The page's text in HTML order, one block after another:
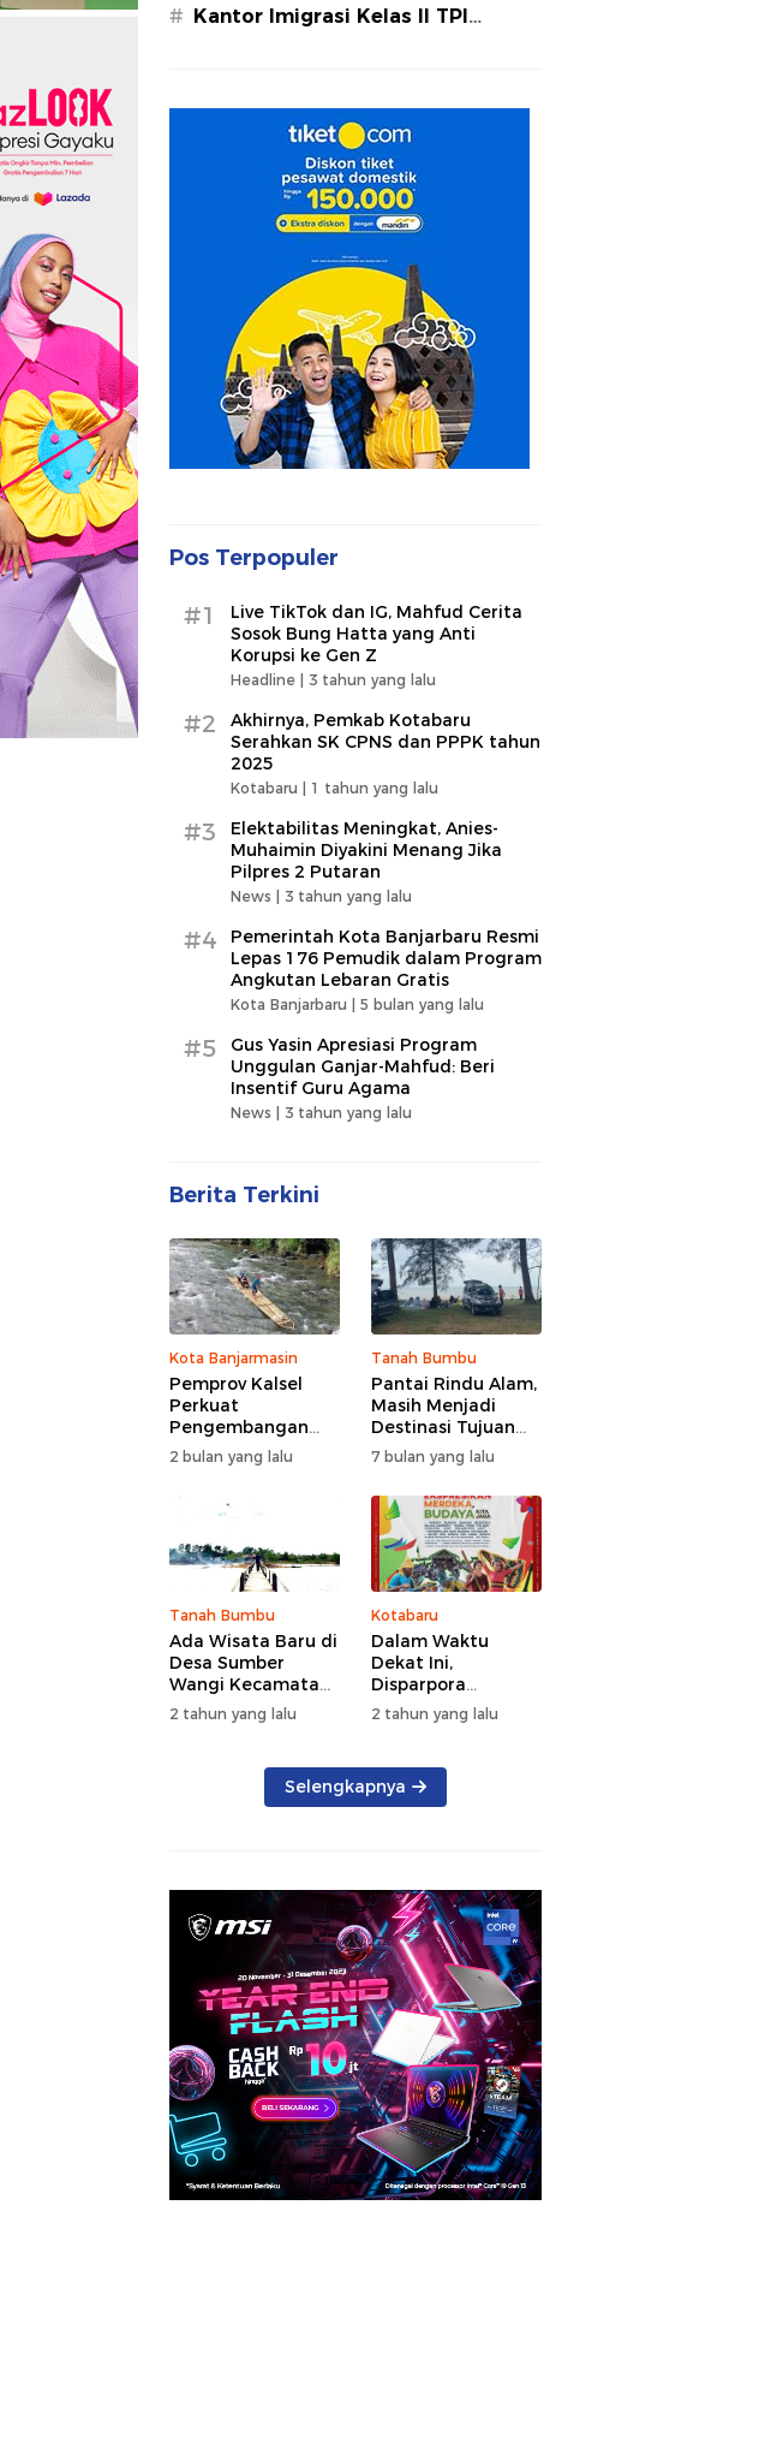
# Kantor Imigrasi Kelas II TPI
Pos Terpopuler
#1
Live TikTok dan IG, Mahfud Cerita
Sosok Bung Hatta yang Anti
Korupsi ke Gen Z
Headline | 3 tahun yang lalu
#2
Akhirnya, Pemkab Kotabaru
Serahkan SK CPNS dan PPPK tahun
2025
Kotabaru | 1 tahun yang lalu
#3
Elektabilitas Meningkat, Anies-
Muhaimin Diyakini Menang Jika
Pilpres 2 Putaran
News | 3 tahun yang lalu
#4
Pemerintah Kota Banjarbaru Resmi
Lepas 176 Pemudik dalam Program
Angkutan Lebaran Gratis
Kota Banjarbaru | 5 bulan yang lalu
#5
Gus Yasin Apresiasi Program
Unggulan Ganjar-Mahfud: Beri
Insentif Guru Agama
News | 3 tahun yang lalu
Berita Terkini
Kota Banjarmasin
Pemprov Kalsel
Perkuat
Pengembangan
Wisata, Targetkan
Tingkat Kunjungan
2 bulan yang lalu
Tanah Bumbu
Pantai Rindu Alam,
Masih Menjadi
Destinasi Tujuan
Wisata di Tanah
Bumbu dengan
Rindangnya Pohon
Pinus
7 bulan yang lalu
Tanah Bumbu
Ada Wisata Baru di
Desa Sumber
Wangi Kecamatan
Karang Bintang
2 tahun yang lalu
Kotabaru
Dalam Waktu
Dekat Ini,
Disparpora
Kotabaru Bakal
Menggelar Festival
2024
2 tahun yang lalu
Selengkapnya